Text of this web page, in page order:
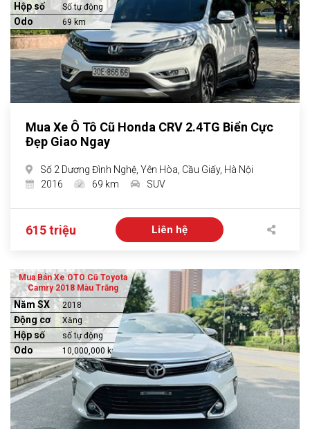
Hộp số Số tự động
Odo 69 km
Mua Xe Ô Tô Cũ Honda CRV 2.4TG Biển Cực
Đẹp Giao Ngay
Số 2 Dương Đình Nghệ, Yên Hòa, Cầu Giấy, Hà Nội
2016
69 km SUV
615 triệu Liên hệ
Mua Bán Xe OTO Cũ Toyota
Camry 2018 Màu Trắng
Năm SX 2018
Động cơ Xăng
Hộp số số tự động
Odo 10,000,000 km